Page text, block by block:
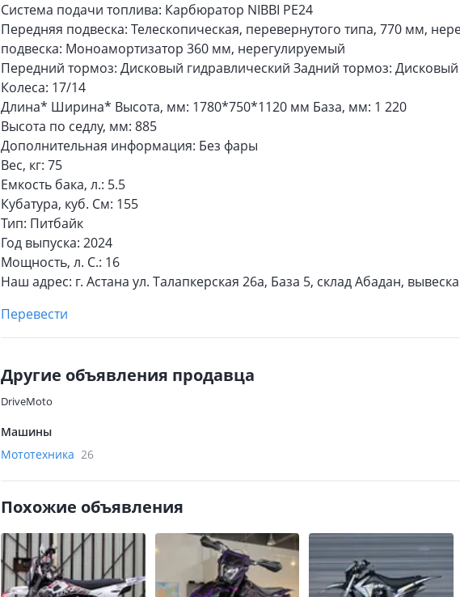
Система подачи топлива: Карбюратор NIBBI PE24
Передняя подвеска: Телескопическая, перевернутого типа, 770 мм,
подвеска: Моноамортизатор 360 мм, нерегулируемый
Передний тормоз: Дисковый гидравлический Задний тормоз:
Колеса: 17/14
Длина* Ширина* Высота, мм: 1780*750*1120 мм База, мм: 1 220
Высота по седлу, мм: 885
Дополнительная информация: Без фары
Вес, кг: 75
Емкость бака, л.: 5.5
Кубатура, куб. См: 155
Тип: Питбайк
Год выпуска: 2024
Мощность, л. С.: 16
Наш адрес: г. Астана ул. Талапкерская 26а, База 5, склад Абадан,
Перевести
Другие объявления продавца
DriveMoto
Машины
Мототехника 26
Похожие объявления